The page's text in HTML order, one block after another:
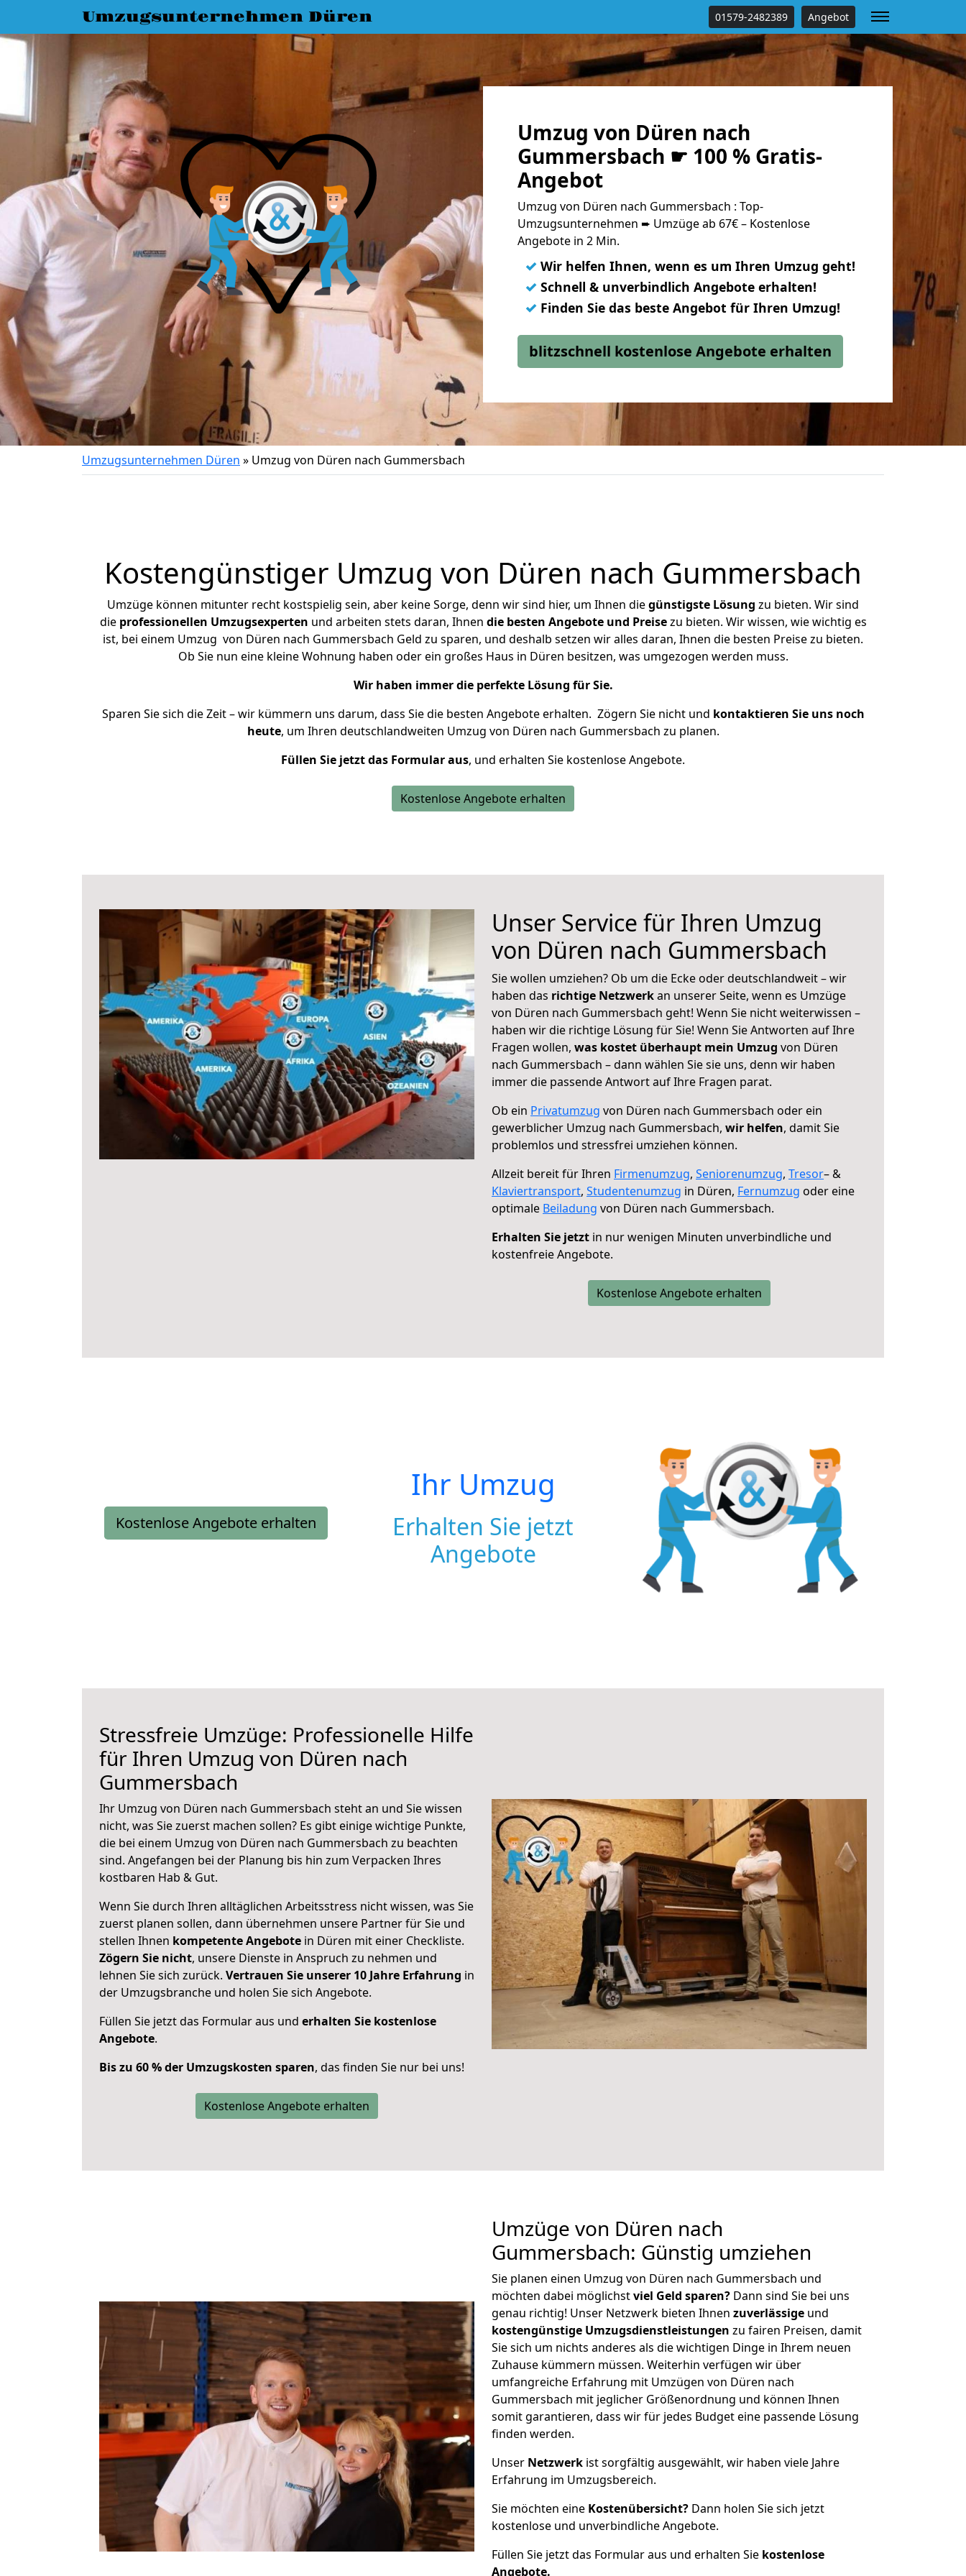
Umzugsunternehmen Düren 01579-2482389 Angebot
Umzug von Düren nach
Gummersbach ☛ 100 % Gratis-
Angebot
Umzug von Düren nach Gummersbach : Top-
Umzugsunternehmen ➨ Umzüge ab 67€ – Kostenlose
Angebote in 2 Min.
✓ Wir helfen Ihnen, wenn es um Ihren Umzug geht!
✓ Schnell & unverbindlich Angebote erhalten!
✓ Finden Sie das beste Angebot für Ihren Umzug!
blitzschnell kostenlose Angebote erhalten
Umzugsunternehmen Düren » Umzug von Düren nach Gummersbach
Kostengünstiger Umzug von Düren nach Gummersbach
Umzüge können mitunter recht kostspielig sein, aber keine Sorge, denn wir sind hier, um Ihnen diegünstigste Lösung zu bieten. Wir sind
die professionellen Umzugsexperten und arbeiten stets daran, Ihnen die besten Angebote und Preisezu bieten. Wir wissen, wie wichtig es
ist, bei einem Umzug von Düren nach Gummersbach Geld zu sparen, und deshalb setzen wir alles daran, Ihnen die besten Preise zu bieten.
Ob Sie nun eine kleine Wohnung haben oder ein großes Haus in Düren besitzen, was umgezogen werden muss.
Wir haben immer die perfekte Lösung für Sie.
Sparen Sie sich die Zeit – wir kümmern uns darum, dass Sie die besten Angebote erhalten. Zögern Sie nicht und kontaktieren Sie uns noch
heute, um Ihren deutschlandweiten Umzug von Düren nach Gummersbach zu planen.
Füllen Sie jetzt das Formular aus, und erhalten Sie kostenlose Angebote.
Kostenlose Angebote erhalten
Unser Service für Ihren Umzug
von Düren nach Gummersbach
Sie wollen umziehen? Ob um die Ecke oder deutschlandweit – wir
haben das richtige Netzwerkan unserer Seite, wenn es Umzüge
von Düren nach Gummersbach geht! Wenn Sie nicht weiterwissen –
haben wir die richtige Lösung für Sie! Wenn Sie Antworten auf Ihre
Fragen wollen, was kostet überhaupt mein Umzug von Düren
nach Gummersbach – dann wählen Sie sie uns, denn wir haben
immer die passende Antwort auf Ihre Fragen parat.
Ob ein Privatumzug von Düren nach Gummersbach oder ein
gewerblicher Umzug nach Gummersbach, wir helfen, damit Sie
problemlos und stressfrei umziehen können.
Allzeit bereit für Ihren Firmenumzug, Seniorenumzug, Tresor– &
Klaviertransport, Studentenumzug in Düren, Fernumzug oder eine
optimale Beiladung von Düren nach Gummersbach.
Erhalten Sie jetzt in nur wenigen Minuten unverbindliche und
kostenfreie Angebote.
Kostenlose Angebote erhalten
Kostenlose Angebote erhalten
Ihr Umzug
Erhalten Sie jetzt
Angebote
Stressfreie Umzüge: Professionelle Hilfe
für Ihren Umzug von Düren nach
Gummersbach
Ihr Umzug von Düren nach Gummersbach steht an und Sie wissen
nicht, was Sie zuerst machen sollen? Es gibt einige wichtige Punkte,
die bei einem Umzug von Düren nach Gummersbach zu beachten
sind. Angefangen bei der Planung bis hin zum Verpacken Ihres
kostbaren Hab & Gut.
Wenn Sie durch Ihren alltäglichen Arbeitsstress nicht wissen, was Sie
zuerst planen sollen, dann übernehmen unsere Partner für Sie und
stellen Ihnen kompetente Angebote in Düren mit einer Checkliste.
Zögern Sie nicht, unsere Dienste in Anspruch zu nehmen und
lehnen Sie sich zurück. Vertrauen Sie unserer 10 Jahre Erfahrung in
der Umzugsbranche und holen Sie sich Angebote.
Füllen Sie jetzt das Formular aus und erhalten Sie kostenlose
Angebote.
Bis zu 60 % der Umzugskosten sparen, das finden Sie nur bei uns!
Kostenlose Angebote erhalten
Umzüge von Düren nach
Gummersbach: Günstig umziehen
Sie planen einen Umzug von Düren nach Gummersbach und
möchten dabei möglichstviel Geld sparen? Dann sind Sie bei uns
genau richtig! Unser Netzwerk bieten Ihnen zuverlässige und
kostengünstige Umzugsdienstleistungen zu fairen Preisen, damit
Sie sich um nichts anderes als die wichtigen Dinge in Ihrem neuen
Zuhause kümmern müssen. Weiterhin verfügen wir über
umfangreiche Erfahrung mit Umzügen von Düren nach
Gummersbach mit jeglicher Größenordnung und können Ihnen
somit garantieren, dass wir für jedes Budget eine passende Lösung
finden werden.
Unser Netzwerk ist sorgfältig ausgewählt, wir haben viele Jahre
Erfahrung im Umzugsbereich.
Sie möchten eine Kostenübersicht? Dann holen Sie sich jetzt
kostenlose und unverbindliche Angebote.
Füllen Sie jetzt das Formular aus und erhalten Sie kostenlose
Angebote.